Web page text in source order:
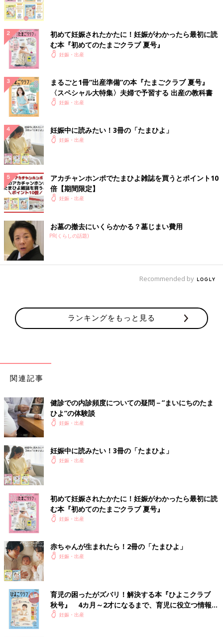
初めて妊娠されたかたに！妊娠がわかったら最初に読
む本『初めてのたまごクラブ 夏号』
妊娠・出産
まるごと1冊“出産準備”の本『たまごクラブ 夏号』
〈スペシャル大特集〉夫婦で予習する 出産の教科書
妊娠・出産
妊娠中に読みたい！3冊の「たまひよ」
妊娠・出産
アカチャンホンポでたまひよ雑誌を買うとポイント10
倍【期間限定】
妊娠・出産
お墓の撤去にいくらかかる？墓じまい費用
PR(くらしの話題)
Recommended by
ランキングをもっと見る
関連記事
健診での内診頻度についての疑問－”まいにちのたま
ひよ”の体験談
妊娠・出産
妊娠中に読みたい！3冊の「たまひよ」
妊娠・出産
初めて妊娠されたかたに！妊娠がわかったら最初に読
む本『初めてのたまごクラブ 夏号』
妊娠・出産
赤ちゃんが生まれたら！2冊の「たまひよ」
妊娠・出産
育児の困ったがズバリ！解決する本『ひよこクラブ
秋号』 4カ月～2才になるまで、育児に役立つ情報が
いっぱい！
妊娠・出産